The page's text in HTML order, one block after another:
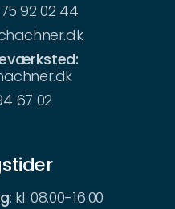
92 02 44
67 02
: kl. 08.00-16.00